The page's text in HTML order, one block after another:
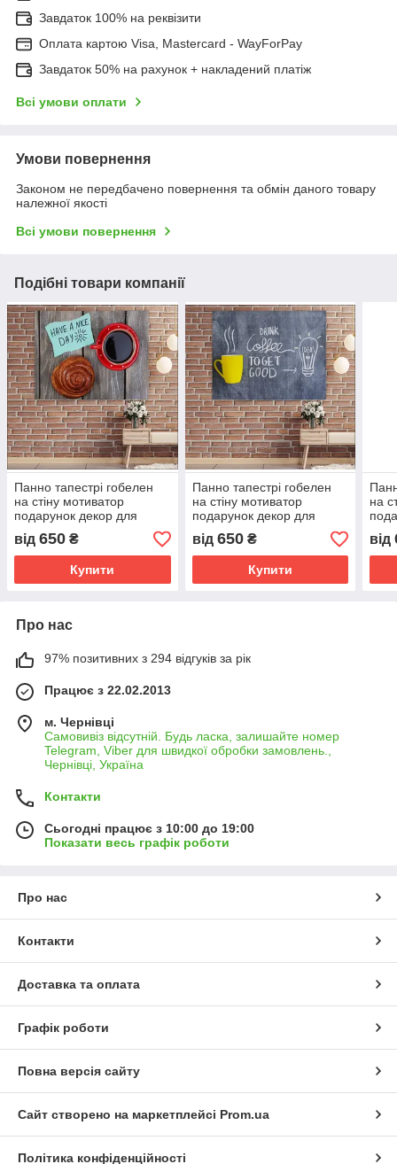
Завдаток 100% на реквізити
Оплата картою Visa, Mastercard - WayForPay
Завдаток 50% на рахунок + накладений платіж
Всі умови оплати
Умови повернення
Законом не передбачено повернення та обмін даного товару
належної якості
Всі умови повернення
Подібні товари компанії
Панно тапестрі гобелен
на стіну мотиватор
подарунок декор для
кафе ресторанів їжа
продукти страви кава
від 650 ₴
Купити
Панно тапестрі гобелен
на стіну мотиватор
подарунок декор для
кафе ресторанів їжа
продукти страви кава 1
від 650₴
Купити
на
від
Про нас
97% позитивних з 294 відгуків за рік
Працює з 22.02.2013
м. Чернівці
Самовивіз відсутній. Будь ласка, залишайте номер
Telegram, Viber для швидкої обробки замовлень.,
Чернівці, Україна
Контакти
Сьогодні працює з 10:00 до 19:00
Показати весь графік роботи
Про нас
Контакти
Доставка та оплата
Графік роботи
Повна версія сайту
Сайт створено на маркетплейсі Prom.ua
Політика конфіденційності